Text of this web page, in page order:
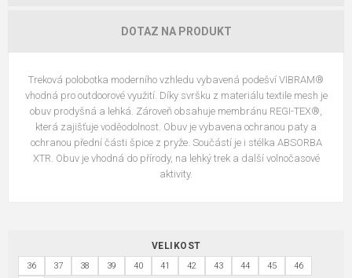
DOTAZ NA PRODUKT
Treková polobotka moderního vzhledu vybavená podešví VIBRAM®
vhodná pro outdoorové využití. Díky svršku z materiálu textile mesh je
obuv prodyšná a lehká. Zároveň obsahuje membránu REGI-TEX®,
která zajišťuje voděodolnost. Obuv je vybavena ochranou paty a
ochranou přední části špice z pryže. Součástí je i stélka ABSORBA
XTR. Obuv je vhodná do přírody, na lehký trek a další volnočasové
aktivity.
VELIKOST
36 37 38 39 40 41 42 43 44 45 46